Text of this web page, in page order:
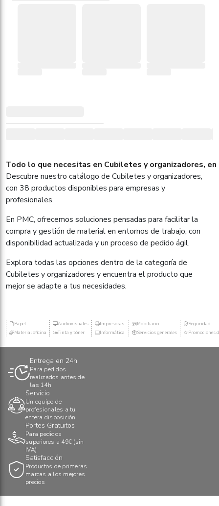
Todo lo que necesitas en Cubiletes y organizadores,
Descubre nuestro catálogo de Cubiletes y organizadores,
con 38 productos disponibles para empresas y
profesionales.
En PMC, ofrecemos soluciones pensadas para facilitar la
compra y gestión de material en entornos de trabajo, con
disponibilidad actualizada y un proceso de pedido ágil.
Explora todas las opciones dentro de la categoría de
Cubiletes y organizadores y encuentra el producto que
mejor se adapte a tus necesidades.
Papel
Material oficina
Audiovisuales
Tinta y tóner
Impresoras
Informática
Mobiliario
Servicios generales
Seguridad
Promociones
Entrega en 24h
Para pedidos
realizados antes de
las 14h
Servicio
Un equipo de
profesionales a tu
entera disposición
Portes Gratuitos
Para pedidos
superiores a 49€ (sin
IVA)
Satisfacción
Productos de primeras
marcas a los mejores
precios